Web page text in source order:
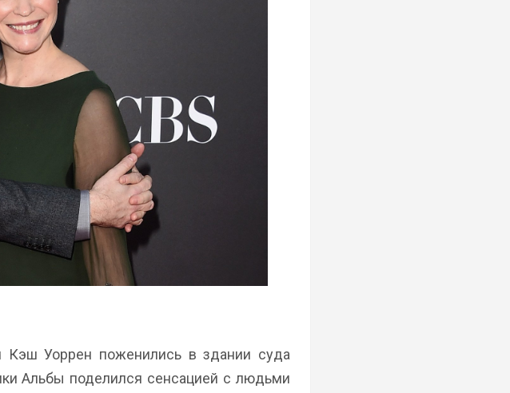
Уоррен поженились в здании суда
Альбы поделился сенсацией с людьми